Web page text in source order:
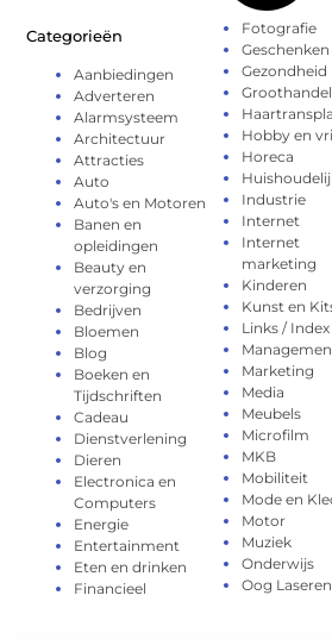
Categorieën
Aanbiedingen
Adverteren
Alarmsysteem
Architectuur
Attracties
Auto
Auto's en Motoren
Banen en
opleidingen
Beauty en
verzorging
Bedrijven
Bloemen
Blog
Boeken en
Tijdschriften
Cadeau
Dienstverlening
Dieren
Electronica en
Computers
Energie
Entertainment
Eten en drinken
Financieel
Fotografie
Geschenken
Gezondheid
Groothandel
Hobby en
Horeca
Industrie
Internet
Internet
marketing
Kinderen
Kunst en
Links / Index
Marketing
Media
Meubels
Microfilm
MKB
Mobiliteit
Mode en
Motor
Muziek
Onderwijs
Oog Laseren